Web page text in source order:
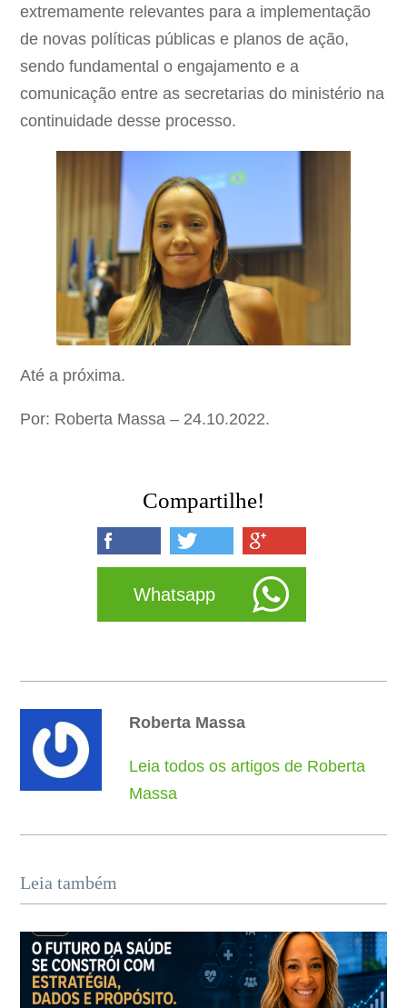
extremamente relevantes para a implementação
de novas políticas públicas e planos de ação,
sendo fundamental o engajamento e a
comunicação entre as secretarias do ministério na
continuidade desse processo.
Até a próxima.
Por: Roberta Massa – 24.10.2022.
Compartilhe!
Whatsapp
Roberta Massa
Leia todos os artigos de Roberta
Massa
Leia também